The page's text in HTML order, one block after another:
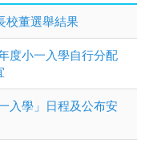
校董選舉結果
度小一入學自行分配
入學」日程及公布安